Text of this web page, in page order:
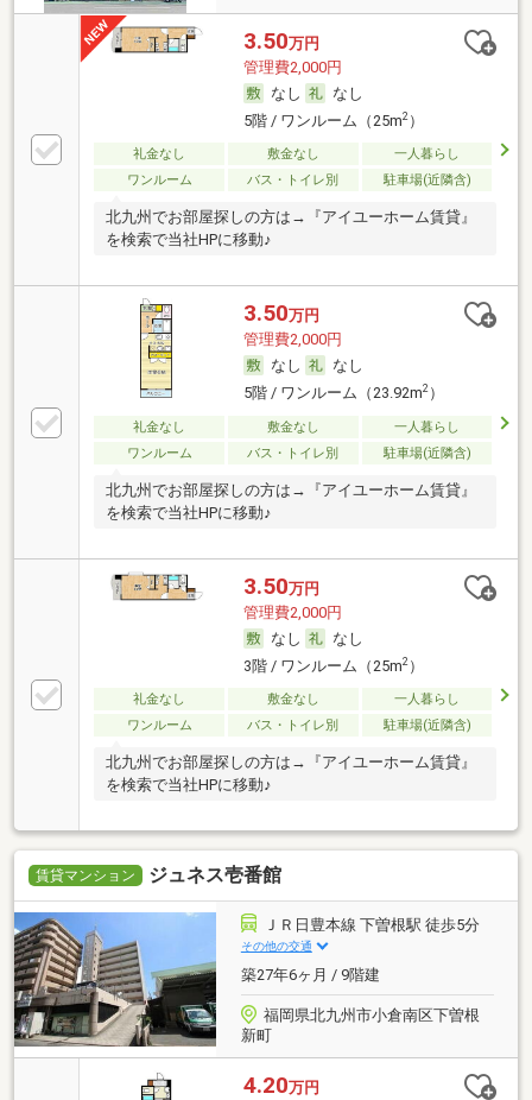
3.50万円
管理費2,000円
なし
なし
5階 / ワンルーム（25m2）
礼金なし 敷金なし
一人暮らし
ワンルーム
バス・トイレ別 駐車場(近隣含)
北九州でお部屋探しの方は→『アイユーホーム賃貸』
を検索で当社HPに移動♪
3.50万円
管理費2,000円
なし
なし
5階 / ワンルーム（23.92m2）
礼金なし 敷金なし
一人暮らし
ワンルーム
バス・トイレ別 駐車場(近隣含)
北九州でお部屋探しの方は→『アイユーホーム賃貸』
を検索で当社HPに移動♪
3.50万円
管理費2,000円
なし
なし
3階 / ワンルーム（25m2）
礼金なし 敷金なし
一人暮らし
ワンルーム
バス・トイレ別 駐車場(近隣含)
北九州でお部屋探しの方は→『アイユーホーム賃貸』
を検索で当社HPに移動♪
賃貸マンション ジュネス壱番館
ＪＲ日豊本線 下曽根駅 徒歩5分
その他の交通
築27年6ヶ月 / 9階建
福岡県北九州市小倉南区下曽根
新町
4.20万円